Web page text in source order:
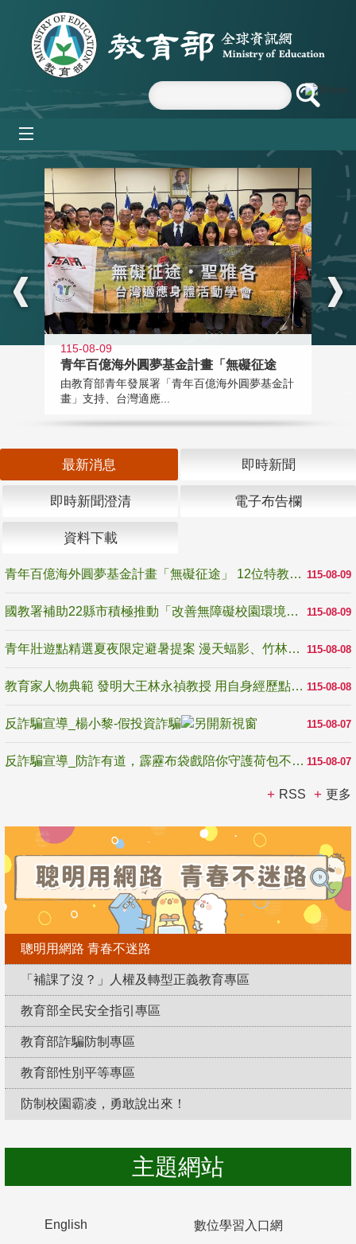
跳到主要內容區塊
:::
115-08-09
青年百億海外圓夢基金計畫「無礙征途
由教育部青年發展署「青年百億海外圓夢基金計
畫」支持、台灣適應...
最新消息 即時新聞
即時新聞澄清 電子布告欄
資料下載
115-08-09
青年百億海外圓夢基金計畫「無礙征途」 12位特教與弱勢青年勇闖西班牙 跨越感官限制見證生命蛻變
115-08-09
國教署補助22縣市積極推動「改善無障礙校園環境計畫」 打造友善、安全、無礙學習空間
115-08-08
青年壯遊點精選夏夜限定避暑提案 漫天蝠影、竹林尋蛙、茶香夜觀 邀青年暮色出發
115-08-08
教育家人物典範 發明大王林永禎教授 用自身經歷點亮學生的路
115-08-07
反詐騙宣導_楊小黎-假投資詐騙
115-08-07
反詐騙宣導_防詐有道，霹靂布袋戲陪你守護荷包不受騙
RSS 更多
聰明用網路 青春不迷路
「補課了沒？」人權及轉型正義教育專區
教育部全民安全指引專區
教育部詐騙防制專區
教育部性別平等專區
防制校園霸凌，勇敢說出來！
主題網站
English 數位學習入口網